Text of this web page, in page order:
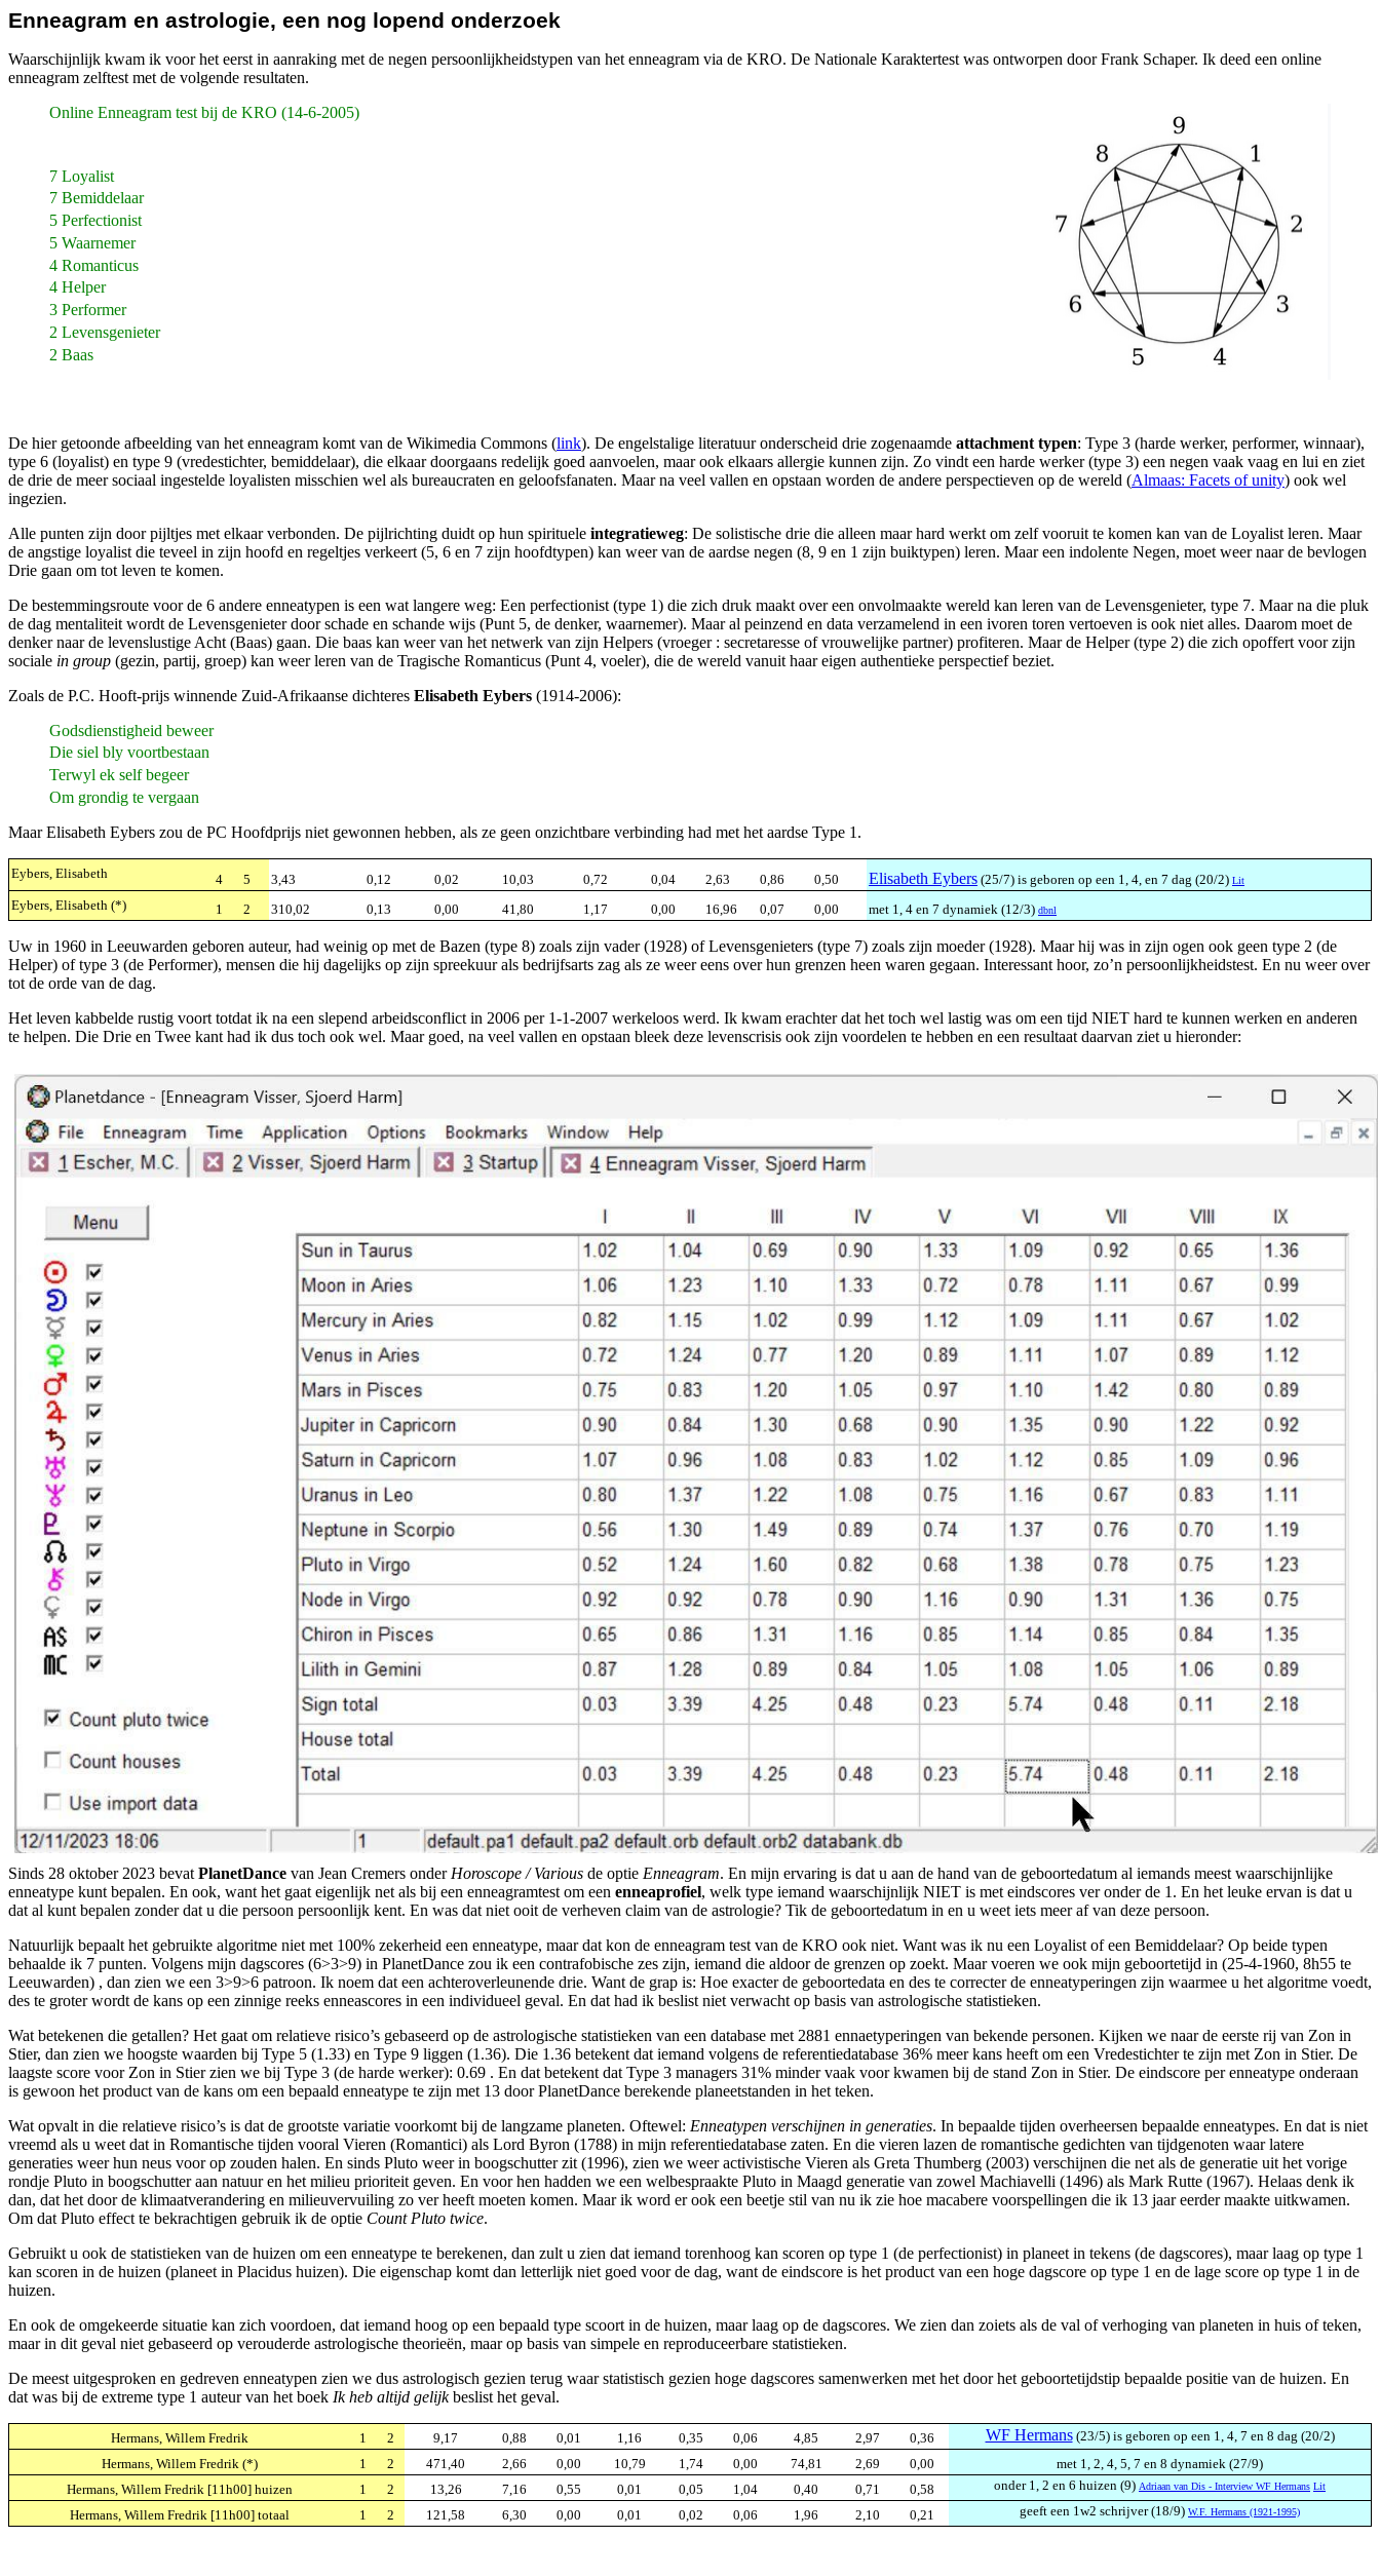
Enneagram en astrologie, een nog lopend onderzoek
Waarschijnlijk kwam ik voor het eerst in aanraking met de negen persoonlijkheidstypen van het enneagram via de KRO. De Nationale Karaktertest was ontworpen door Frank Schaper. Ik deed een online
enneagram zelftest met de volgende resultaten.
Online Enneagram test bij de KRO (14-6-2005)
7 Loyalist
7 Bemiddelaar
5 Perfectionist
5 Waarnemer
4 Romanticus
4 Helper
3 Performer
2 Levensgenieter
2 Baas
De hier getoonde afbeelding van het enneagram komt van de Wikimedia Commons (link). De engelstalige literatuur onderscheid drie zogenaamde attachment typen: Type 3 (harde werker, performer, winnaar),
type 6 (loyalist) en type 9 (vredestichter, bemiddelaar), die elkaar doorgaans redelijk goed aanvoelen, maar ook elkaars allergie kunnen zijn. Zo vindt een harde werker (type 3) een negen vaak vaag en lui en ziet
de drie de meer sociaal ingestelde loyalisten misschien wel als bureaucraten en geloofsfanaten. Maar na veel vallen en opstaan worden de andere perspectieven op de wereld (Almaas: Facets of unity) ook wel
ingezien.
Alle punten zijn door pijltjes met elkaar verbonden. De pijlrichting duidt op hun spirituele integratieweg: De solistische drie die alleen maar hard werkt om zelf vooruit te komen kan van de Loyalist leren. Maar
de angstige loyalist die teveel in zijn hoofd en regeltjes verkeert (5, 6 en 7 zijn hoofdtypen) kan weer van de aardse negen (8, 9 en 1 zijn buiktypen) leren. Maar een indolente Negen, moet weer naar de bevlogen
Drie gaan om tot leven te komen.
De bestemmingsroute voor de 6 andere enneatypen is een wat langere weg: Een perfectionist (type 1) die zich druk maakt over een onvolmaakte wereld kan leren van de Levensgenieter, type 7. Maar na die pluk
de dag mentaliteit wordt de Levensgenieter door schade en schande wijs (Punt 5, de denker, waarnemer). Maar al peinzend en data verzamelend in een ivoren toren vertoeven is ook niet alles. Daarom moet de
denker naar de levenslustige Acht (Baas) gaan. Die baas kan weer van het netwerk van zijn Helpers (vroeger : secretaresse of vrouwelijke partner) profiteren. Maar de Helper (type 2) die zich opoffert voor zijn
sociale in group (gezin, partij, groep) kan weer leren van de Tragische Romanticus (Punt 4, voeler), die de wereld vanuit haar eigen authentieke perspectief beziet.
Zoals de P.C. Hooft-prijs winnende Zuid-Afrikaanse dichteres Elisabeth Eybers (1914-2006):
Godsdienstigheid beweer
Die siel bly voortbestaan
Terwyl ek self begeer
Om grondig te vergaan
Maar Elisabeth Eybers zou de PC Hoofdprijs niet gewonnen hebben, als ze geen onzichtbare verbinding had met het aardse Type 1.
Eybers, Elisabeth 4 5 3,43 0,12 0,02 10,03 0,72 0,04 2,63 0,86 0,50 Elisabeth Eybers (25/7) is geboren op een 1, 4, en 7 dag (20/2) Lit
Eybers, Elisabeth (*) 1 2 310,02 0,13 0,00 41,80 1,17 0,00 16,96 0,07 0,00 met 1, 4 en 7 dynamiek (12/3) dbnl
Uw in 1960 in Leeuwarden geboren auteur, had weinig op met de Bazen (type 8) zoals zijn vader (1928) of Levensgenieters (type 7) zoals zijn moeder (1928). Maar hij was in zijn ogen ook geen type 2 (de
Helper) of type 3 (de Performer), mensen die hij dagelijks op zijn spreekuur als bedrijfsarts zag als ze weer eens over hun grenzen heen waren gegaan. Interessant hoor, zo’n persoonlijkheidstest. En nu weer over
tot de orde van de dag.
Het leven kabbelde rustig voort totdat ik na een slepend arbeidsconflict in 2006 per 1-1-2007 werkeloos werd. Ik kwam erachter dat het toch wel lastig was om een tijd NIET hard te kunnen werken en anderen
te helpen. Die Drie en Twee kant had ik dus toch ook wel. Maar goed, na veel vallen en opstaan bleek deze levenscrisis ook zijn voordelen te hebben en een resultaat daarvan ziet u hieronder:
Sinds 28 oktober 2023 bevat PlanetDance van Jean Cremers onder Horoscope / Various de optie Enneagram. En mijn ervaring is dat u aan de hand van de geboortedatum al iemands meest waarschijnlijke
enneatype kunt bepalen. En ook, want het gaat eigenlijk net als bij een enneagramtest om een enneaprofiel, welk type iemand waarschijnlijk NIET is met eindscores ver onder de 1. En het leuke ervan is dat u
dat al kunt bepalen zonder dat u die persoon persoonlijk kent. En was dat niet ooit de verheven claim van de astrologie? Tik de geboortedatum in en u weet iets meer af van deze persoon.
Natuurlijk bepaalt het gebruikte algoritme niet met 100% zekerheid een enneatype, maar dat kon de enneagram test van de KRO ook niet. Want was ik nu een Loyalist of een Bemiddelaar? Op beide typen
behaalde ik 7 punten. Volgens mijn dagscores (6>3>9) in PlanetDance zou ik een contrafobische zes zijn, iemand die aldoor de grenzen op zoekt. Maar voeren we ook mijn geboortetijd in (25-4-1960, 8h55 te
Leeuwarden) , dan zien we een 3>9>6 patroon. Ik noem dat een achteroverleunende drie. Want de grap is: Hoe exacter de geboortedata en des te correcter de enneatyperingen zijn waarmee u het algoritme voedt,
des te groter wordt de kans op een zinnige reeks enneascores in een individueel geval. En dat had ik beslist niet verwacht op basis van astrologische statistieken.
Wat betekenen die getallen? Het gaat om relatieve risico’s gebaseerd op de astrologische statistieken van een database met 2881 ennaetyperingen van bekende personen. Kijken we naar de eerste rij van Zon in
Stier, dan zien we hoogste waarden bij Type 5 (1.33) en Type 9 liggen (1.36). Die 1.36 betekent dat iemand volgens de referentiedatabase 36% meer kans heeft om een Vredestichter te zijn met Zon in Stier. De
laagste score voor Zon in Stier zien we bij Type 3 (de harde werker): 0.69 . En dat betekent dat Type 3 managers 31% minder vaak voor kwamen bij de stand Zon in Stier. De eindscore per enneatype onderaan
is gewoon het product van de kans om een bepaald enneatype te zijn met 13 door PlanetDance berekende planeetstanden in het teken.
Wat opvalt in die relatieve risico’s is dat de grootste variatie voorkomt bij de langzame planeten. Oftewel: Enneatypen verschijnen in generaties. In bepaalde tijden overheersen bepaalde enneatypes. En dat is niet
vreemd als u weet dat in Romantische tijden vooral Vieren (Romantici) als Lord Byron (1788) in mijn referentiedatabase zaten. En die vieren lazen de romantische gedichten van tijdgenoten waar latere
generaties weer hun neus voor op zouden halen. En sinds Pluto weer in boogschutter zit (1996), zien we weer activistische Vieren als Greta Thumberg (2003) verschijnen die net als de generatie uit het vorige
rondje Pluto in boogschutter aan natuur en het milieu prioriteit geven. En voor hen hadden we een welbespraakte Pluto in Maagd generatie van zowel Machiavelli (1496) als Mark Rutte (1967). Helaas denk ik
dan, dat het door de klimaatverandering en milieuvervuiling zo ver heeft moeten komen. Maar ik word er ook een beetje stil van nu ik zie hoe macabere voorspellingen die ik 13 jaar eerder maakte uitkwamen.
Om dat Pluto effect te bekrachtigen gebruik ik de optie Count Pluto twice.
Gebruikt u ook de statistieken van de huizen om een enneatype te berekenen, dan zult u zien dat iemand torenhoog kan scoren op type 1 (de perfectionist) in planeet in tekens (de dagscores), maar laag op type 1
kan scoren in de huizen (planeet in Placidus huizen). Die eigenschap komt dan letterlijk niet goed voor de dag, want de eindscore is het product van een hoge dagscore op type 1 en de lage score op type 1 in de
huizen.
En ook de omgekeerde situatie kan zich voordoen, dat iemand hoog op een bepaald type scoort in de huizen, maar laag op de dagscores. We zien dan zoiets als de val of verhoging van planeten in huis of teken,
maar in dit geval niet gebaseerd op verouderde astrologische theorieën, maar op basis van simpele en reproduceerbare statistieken.
De meest uitgesproken en gedreven enneatypen zien we dus astrologisch gezien terug waar statistisch gezien hoge dagscores samenwerken met het door het geboortetijdstip bepaalde positie van de huizen. En
dat was bij de extreme type 1 auteur van het boek Ik heb altijd gelijkbeslist het geval.
Hermans, Willem Fredrik 1 2 9,17 0,88 0,01 1,16 0,35 0,06 4,85 2,97 0,36 WF Hermans(23/5) is geboren op een 1, 4, 7 en 8 dag (20/2)
Hermans, Willem Fredrik (*)
1 2 471,40 2,66 0,00 10,79 1,74 0,00 74,81 2,69 0,00
met 1, 2, 4, 5, 7 en 8 dynamiek (27/9)
Hermans, Willem Fredrik [11h00] huizen
1 2 13,26 7,16 0,55 0,01 0,05 1,04 0,40 0,71 0,58 onder 1, 2 en 6 huizen (9) Adriaan van Dis - Interview WF Hermans Lit
Hermans, Willem Fredrik [11h00] totaal 1 2 121,58 6,30 0,00 0,01 0,02 0,06 1,96 2,10 0,21 geeft een 1w2 schrijver (18/9) W.F. Hermans (1921-1995)